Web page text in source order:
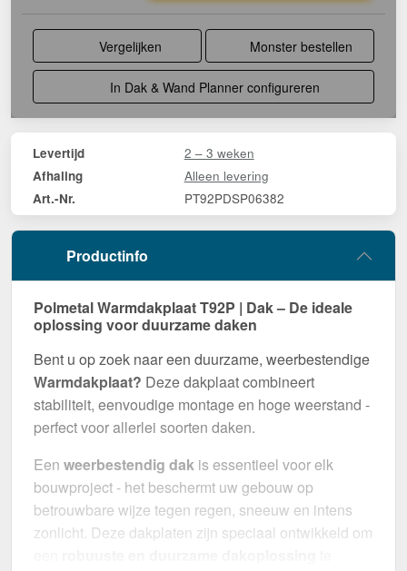
Vergelijken Monster bestellen
In Dak & Wand Planner configureren
Levertijd 2 – 3 weken
Afhaling Alleen levering
Art.-Nr. PT92PDSP06382
Productinfo
Polmetal Warmdakplaat T92P | Dak – De ideale
oplossing voor duurzame daken
Bent u op zoek naar een duurzame, weerbestendige
Warmdakplaat? Deze dakplaat combineert
stabiliteit, eenvoudige montage en hoge weerstand -
perfect voor allerlei soorten daken.
Een weerbestendig dak is essentieel voor elk
bouwproject - het beschermt uw gebouw op
betrouwbare wijze tegen regen, sneeuw en intens
zonlicht. Deze dakplaten zijn speciaal ontwikkeld om